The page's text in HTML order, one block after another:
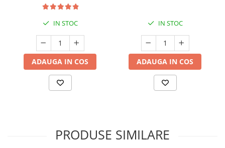
IN STOC
ADAUGA IN COS
IN STOC
ADAUGA IN COS
PRODUSE SIMILARE